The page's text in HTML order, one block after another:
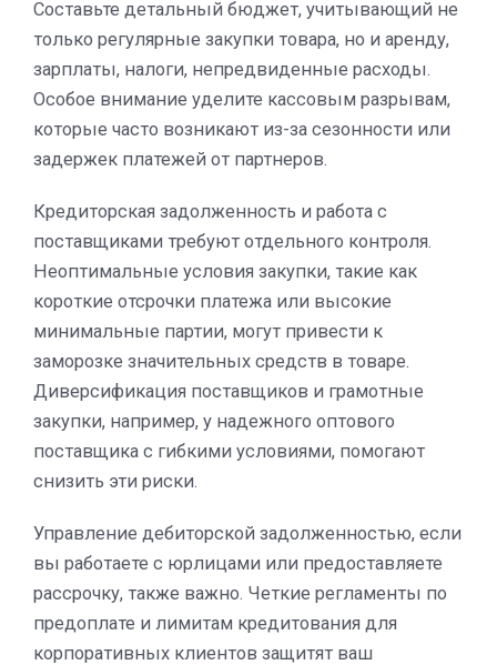
Составьте детальный бюджет, учитывающий не
только регулярные закупки товара, но и аренду,
зарплаты, налоги, непредвиденные расходы.
Особое внимание уделите кассовым разрывам,
которые часто возникают из-за сезонности или
задержек платежей от партнеров.
Кредиторская задолженность и работа с
поставщиками требуют отдельного контроля.
Неоптимальные условия закупки, такие как
короткие отсрочки платежа или высокие
минимальные партии, могут привести к
заморозке значительных средств в товаре.
Диверсификация поставщиков и грамотные
закупки, например, у надежного оптового
поставщика с гибкими условиями, помогают
снизить эти риски.
Управление дебиторской задолженностью, если
вы работаете с юрлицами или предоставляете
рассрочку, также важно. Четкие регламенты по
предоплате и лимитам кредитования для
корпоративных клиентов защитят ваш